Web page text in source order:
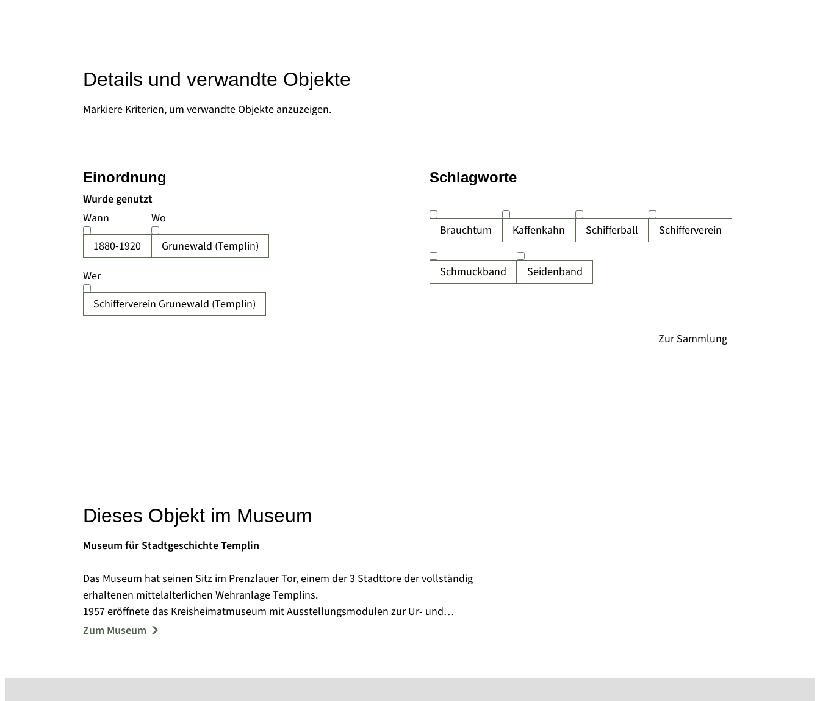
Details und verwandte Objekte
Markiere Kriterien, um verwandte Objekte anzuzeigen.
Wurde genutzt
Wann
1880-1920
Wo
Grunewald (Templin)
Wer
Schifferverein Grunewald (Templin)
Brauchtum Kaffenkahn Schifferball Schifferverein
Schmuckband Seidenband
Einordnung Schlagworte
Dieses Objekt im Museum
Museum für Stadtgeschichte Templin
Das Museum hat seinen Sitz im Prenzlauer Tor, einem der 3 Stadttore der vollständig
erhaltenen mittelalterlichen Wehranlage Templins.
1957 eröffnete das Kreisheimatmuseum mit Ausstellungsmodulen zur Ur- und
Frühgeschichte, zur Bodenreform und zur lokalen Arbeiterbewegung. In den folgenden
Im Jahr 2004 entstand die Idee, das Prenzlauer Tor als Gesamtensemble in seinem
Zum Museum